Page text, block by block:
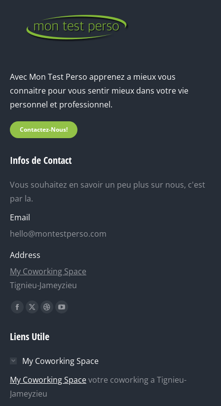
Avec Mon Test Perso apprenez a mieux vous
connaitre pour vous sentir mieux dans votre vie
personnel et professionnel.
Contactez-Nous!
Infos de Contact
Vous souhaitez en savoir un peu plus sur nous, c'est
par la.
Email
hello@montestperso.com
Address
My Coworking Space
Tignieu-Jameyzieu
Trouvez nous sur :
La
Facebook
dans
une
nouvelle
La
X
dans
une
nouvelle
La
Dribble
dans
une
nouvelle
La
dans
une
Liens Utile
My Coworking Space
My Coworking Spacevotre coworking a Tignieu-
Jameyzieu